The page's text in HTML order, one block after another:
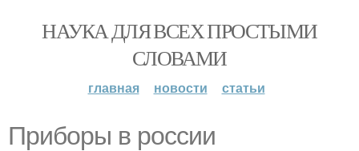
НАУКА ДЛЯ ВСЕХ ПРОСТЫМИ
СЛОВАМИ
главная новости статьи
Приборы в россии